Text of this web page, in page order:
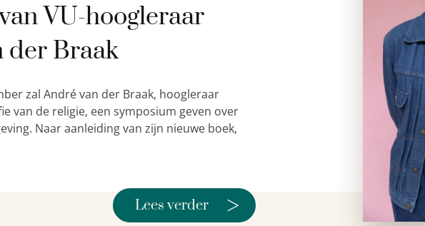
VU-hoogleraar
der Braak
zal André van der Braak, hoogleraar
van de religie, een symposium geven over
Naar aanleiding van zijn nieuwe boek,
Lees verder >